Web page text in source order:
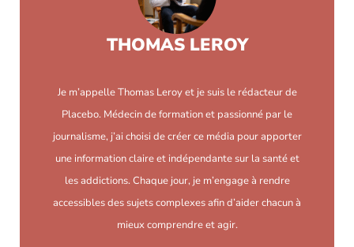
THOMAS LEROY
Je m’appelle Thomas Leroy et je suis le rédacteur de
Placebo. Médecin de formation et passionné par le
journalisme, j’ai choisi de créer ce média pour apporter
une information claire et indépendante sur la santé et
les addictions. Chaque jour, je m’engage à rendre
accessibles des sujets complexes afin d’aider chacun à
mieux comprendre et agir.